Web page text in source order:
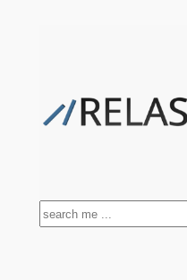
Suchen